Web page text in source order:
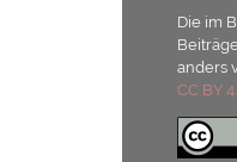
Die im
anders
CC BY